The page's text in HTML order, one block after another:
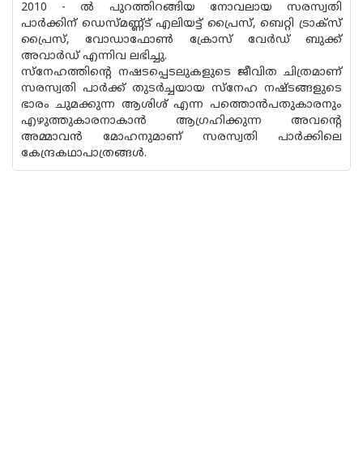
2010 - ല്‍ പുറത്തിറങ്ങിയ നോവലായ സരസ്വതി
പാര്‍ക്കിന് ഡെസ്മണ്ണ്ട് എലിയട്ട് പ്രൈസ്, ബെറ്റി ട്രാക്സ്
പ്രൈസ്, വോഡാഫോണ്‍ ക്രോസ് വേര്‍ഡ് ബുക്ക്
അവാര്‍ഡ് എന്നിവ ലഭിച്ചു.
സ്നേഹത്തിന്റെ നഷടപ്പെടലുകളുടെ ജീവിത ചിത്രമാണ്
സരസ്വതി പാര്‍ക്ക് തുടര്‍ച്ചയായ സ്നേഹ നഷ്ടങ്ങളുടെ
ഭാരം ചുമക്കുന്ന ആശിശ് എന്ന പത്തൊന്‍പതുകാരനും
എഴുത്തുകാരനാകാന്‍ ആഗ്രഹിക്കുന്ന അവന്റെ
അമ്മാവന്‍ മോഹനുമാണ് സരസ്വതി പാര്‍ക്കിലെ
കേന്ദ്രകഥാപാത്രങ്ങള്‍.